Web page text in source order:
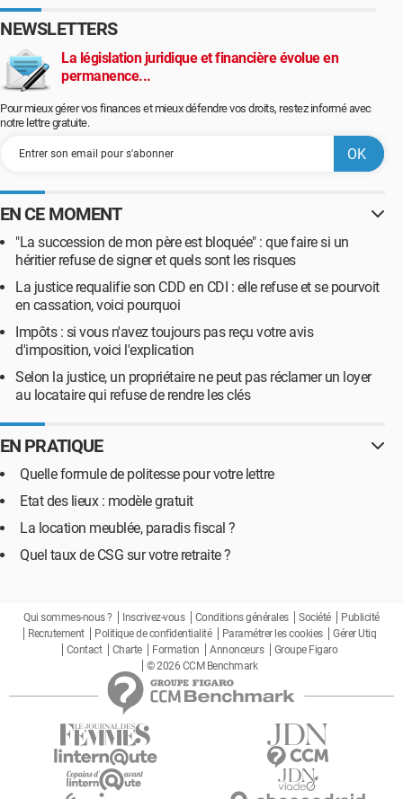
NEWSLETTERS
La législation juridique et financière évolue en
permanence...
Pour mieux gérer vos finances et mieux défendre vos droits, restez informé avec
notre lettre gratuite.
EN CE MOMENT
"La succession de mon père est bloquée" : que faire si un
héritier refuse de signer et quels sont les risques
La justice requalifie son CDD en CDI : elle refuse et se pourvoit
en cassation, voici pourquoi
Impôts : si vous n'avez toujours pas reçu votre avis
d'imposition, voici l'explication
Selon la justice, un propriétaire ne peut pas réclamer un loyer
au locataire qui refuse de rendre les clés
EN PRATIQUE
Quelle formule de politesse pour votre lettre
Etat des lieux : modèle gratuit
La location meublée, paradis fiscal ?
Quel taux de CSG sur votre retraite ?
Qui sommes-nous ? Inscrivez-vous Conditions générales Société
Publicité
Recrutement
Politique de confidentialité Paramétrer les cookies
Gérer Utiq
Contact
Charte Formation Annonceurs
Groupe Figaro
© 2026 CCM Benchmark